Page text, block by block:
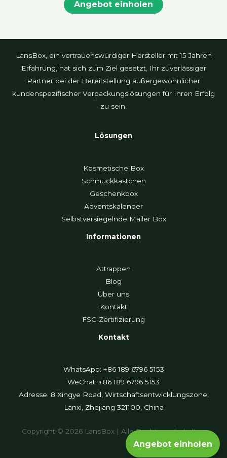
Angebot einholen
LansBox, ein vertrauenswürdiger Hersteller mit 15 Jahren
Erfahrung, hat sich zum Ziel gesetzt, Ihr zuverlässiger
Partner bei der Bereitstellung außergewöhnlicher
kundenspezifischer Verpackungslösungen für Ihren Erfolg
zu sein.
Lösungen
Kosmetische Box
Schmuckkästchen
Geschenkbox
Adventskalender
Selbstversiegelnde Mailer Box
Informationen
Attrappen
Blog
Über uns
Kontakt
FSC-Zertifizierung
Kontakt
WhatsApp: +86 189 6796 5153
WeChat: +86 189 6796 5153
Adresse: 8 Xingye Road, Wirtschaftsentwicklungszone,
Lanxi, Zhejiang 321100, China
Copyright © 2026 LansBox | Alle Rechte vorbehalten
Angebot einholen